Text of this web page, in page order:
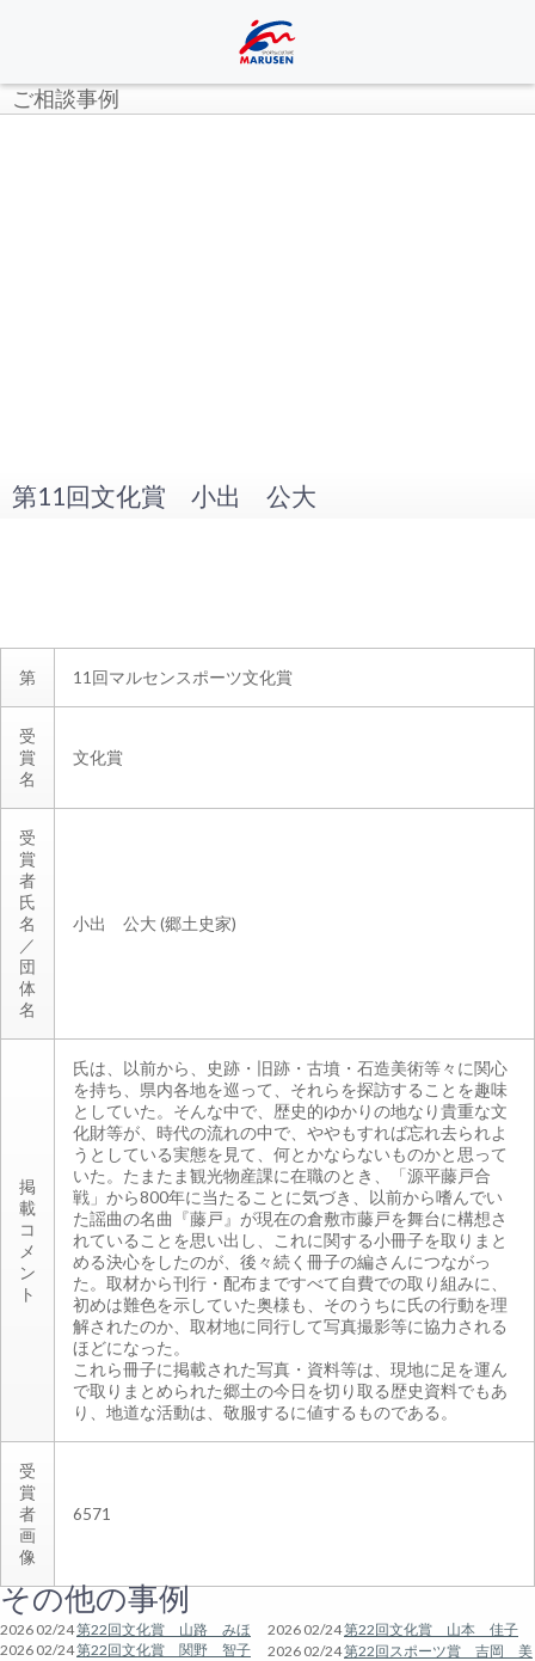
ご相談事例
第11回文化賞 小出 公大
第 11回マルセンスポーツ文化賞
受
賞
名
文化賞
受
賞
者
氏
名
／
団
体
名
小出 公大 (郷土史家)
掲
載
コ
メ
ン
ト
氏は、以前から、史跡・旧跡・古墳・石造美術等々に関心
を持ち、県内各地を巡って、それらを探訪することを趣味
としていた。そんな中で、歴史的ゆかりの地なり貴重な文
化財等が、時代の流れの中で、ややもすれば忘れ去られよ
うとしている実態を見て、何とかならないものかと思って
いた。たまたま観光物産課に在職のとき、「源平藤戸合
戦」から800年に当たることに気づき、以前から嗜んでい
た謡曲の名曲『藤戸』が現在の倉敷市藤戸を舞台に構想さ
れていることを思い出し、これに関する小冊子を取りまと
める決心をしたのが、後々続く冊子の編さんにつながっ
た。取材から刊行・配布まですべて自費での取り組みに、
初めは難色を示していた奥様も、そのうちに氏の行動を理
解されたのか、取材地に同行して写真撮影等に協力される
ほどになった。
これら冊子に掲載された写真・資料等は、現地に足を運ん
で取りまとめられた郷土の今日を切り取る歴史資料でもあ
り、地道な活動は、敬服するに値するものである。
受
賞
者
画
像
6571
その他の事例
2026 02/24第22回文化賞 山路 みほ 2026 02/24第22回文化賞 山本 佳子
2026 02/24第22回文化賞 関野 智子 2026 02/24第22回スポーツ賞 吉岡 美